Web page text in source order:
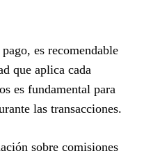
es recomendable
que aplica cada
es fundamental para
las transacciones.
sobre comisiones